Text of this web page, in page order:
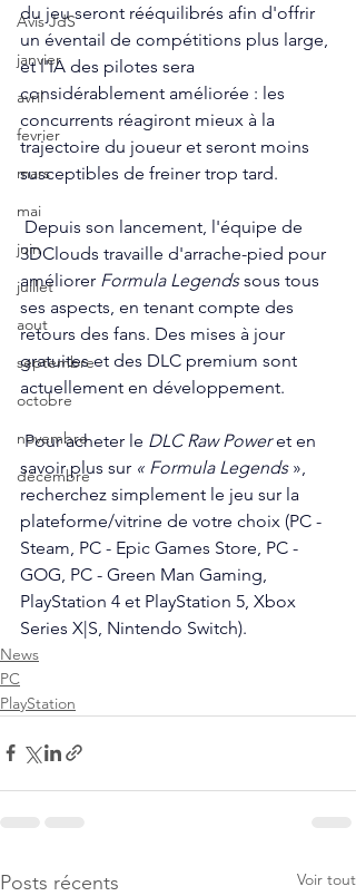
Avis JdS
janvier
avril
fevrier
mars
mai
juin
juillet
aout
septembre
octobre
novembre
décembre
du jeu seront rééquilibrés afin d'offrir
un éventail de compétitions plus large,
et l'IA des pilotes sera
considérablement améliorée : les
concurrents réagiront mieux à la
trajectoire du joueur et seront moins
susceptibles de freiner trop tard.
Depuis son lancement, l'équipe de
3DClouds travaille d'arrache-pied pour
améliorer Formula Legends sous tous
ses aspects, en tenant compte des
retours des fans. Des mises à jour
gratuites et des DLC premium sont
actuellement en développement.
Pour acheter le DLC Raw Power et en
savoir plus sur « Formula Legends »,
recherchez simplement le jeu sur la
plateforme/vitrine de votre choix (PC -
Steam, PC - Epic Games Store, PC -
GOG, PC - Green Man Gaming,
PlayStation 4 et PlayStation 5, Xbox
Series X|S, Nintendo Switch).
News
PC
PlayStation
Posts récents Voir tout